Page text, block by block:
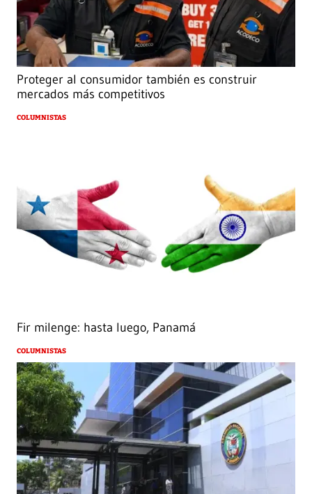
Proteger al consumidor también es construir
mercados más competitivos
COLUMNISTAS
Fir milenge: hasta luego, Panamá
COLUMNISTAS